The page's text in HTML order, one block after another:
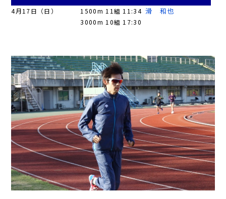
4月17日（日）
1500m 11組 11:34
3000m 10組 17:30
滑 和也